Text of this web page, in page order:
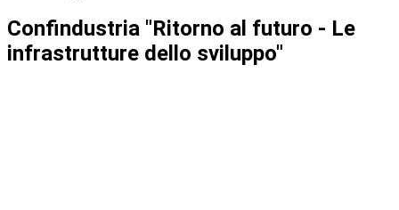
Confindustria "Ritorno al futuro - Le
infrastrutture dello sviluppo"